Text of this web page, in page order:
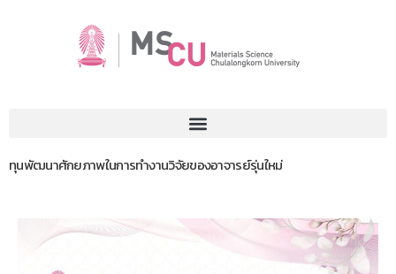
ทุนพัฒนาศักยภาพในการทำงานวิจัยของอาจารย์รุ่นใหม่